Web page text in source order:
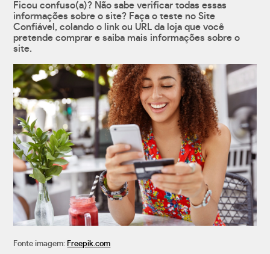
Ficou confuso(a)? Não sabe verificar todas essas
informações sobre o site? Faça o teste no Site
Confiável, colando o link ou URL da loja que você
pretende comprar e saiba mais informações sobre o
site.
Fonte imagem: Freepik.com